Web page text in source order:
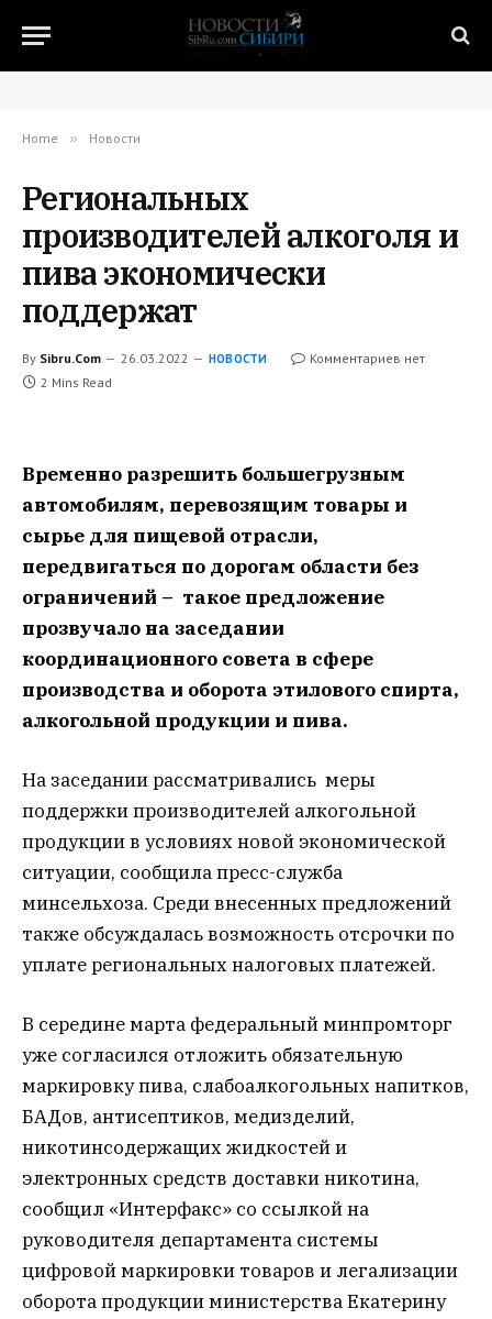
Home » Новости
Региональных
производителей алкоголя и
пива экономически
поддержат
By Sibru.Com 26.03.2022 НОВОСТИ
Комментариев нет
2 Mins Read
Временно разрешить большегрузным
автомобилям, перевозящим товары и
сырье для пищевой отрасли,
передвигаться по дорогам области без
ограничений – такое предложение
прозвучало на заседании
координационного совета в сфере
производства и оборота этилового спирта,
алкогольной продукции и пива.
На заседании рассматривались меры
поддержки производителей алкогольной
продукции в условиях новой экономической
ситуации, сообщила пресс-служба
минсельхоза. Среди внесенных предложений
также обсуждалась возможность отсрочки по
уплате региональных налоговых платежей.
В середине марта федеральный минпромторг
уже согласился отложить обязательную
маркировку пива, слабоалкогольных напитков,
БАДов, антисептиков, медизделий,
никотинсодержащих жидкостей и
электронных средств доставки никотина,
сообщил «Интерфакс» со ссылкой на
руководителя департамента системы
цифровой маркировки товаров и легализации
оборота продукции министерства Екатерину